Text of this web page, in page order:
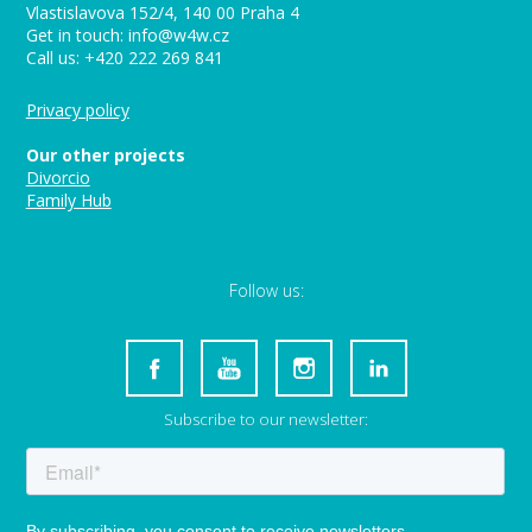
Vlastislavova 152/4, 140 00 Praha 4
Get in touch: info@w4w.cz
Call us: +420 222 269 841
Privacy policy
Our other projects
Divorcio
Family Hub
Follow us:
Subscribe to our newsletter: